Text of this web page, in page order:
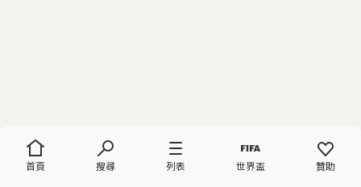
首頁 搜尋 列表 世界盃 贊助